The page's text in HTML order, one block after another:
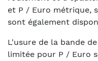
et P / Euro métrique,
sont également
L'usure de la bande
limitée pour P / Euro